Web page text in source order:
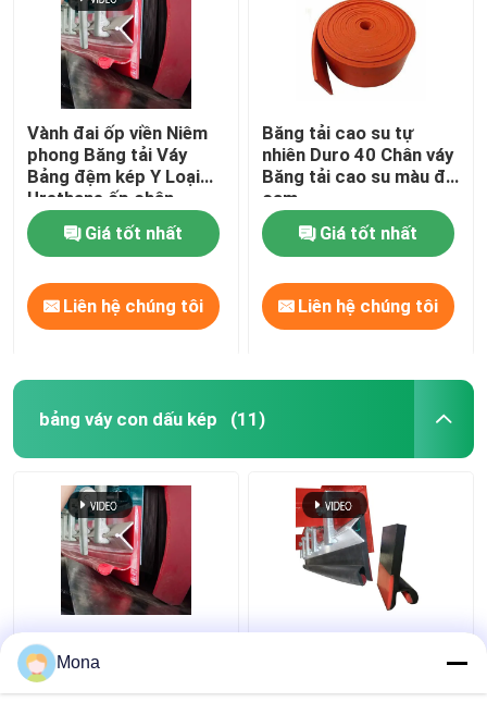
Vành đai ốp viền Niêm
phong Băng tải Váy
Bảng đệm kép Y Loại
Urethane ốp chân
tường
Giá tốt nhất
Liên hệ chúng tôi
Băng tải cao su tự
nhiên Duro 40 Chân váy
Băng tải cao su màu đỏ
cam
Giá tốt nhất
Liên hệ chúng tôi
bảng váy con dấu kép (11)
Polyurethane Solid Kép
Niêm phong Váy đôi
Môi PU Băng tải cao su
K Ultra Dual Seal Váy
Mona